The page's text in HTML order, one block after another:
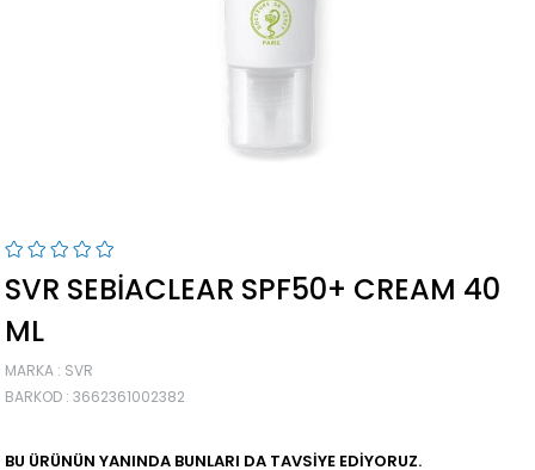
SVR SEBIACLEAR SPF50+ CREAM 40
ML
MARKA : SVR
BARKOD : 3662361002382
BU ÜRÜNÜN YANINDA BUNLARI DA TAVSIYE EDIYORUZ.